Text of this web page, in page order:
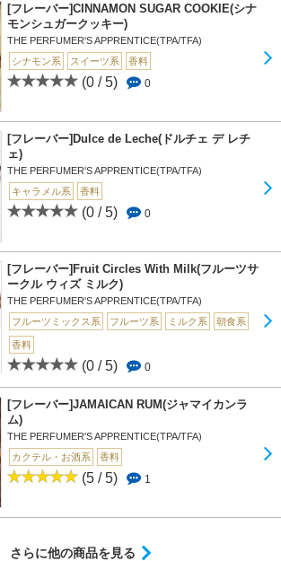
[フレーバー]CINNAMON SUGAR COOKIE(シナ
モンシュガークッキー)
THE PERFUMER'S APPRENTICE(TPA/TFA)
シナモン系
スイーツ系 香料
(0 / 5) 0
[フレーバー]Dulce de Leche(ドルチェ デ レチ
ェ)
THE PERFUMER'S APPRENTICE(TPA/TFA)
キャラメル系
香料
(0 / 5) 0
[フレーバー]Fruit Circles With Milk(フルーツサ
ークル ウィズ ミルク)
THE PERFUMER'S APPRENTICE(TPA/TFA)
フルーツミックス系
フルーツ系 ミルク系 朝食系
香料
(0 / 5) 0
[フレーバー]JAMAICAN RUM(ジャマイカンラ
ム)
THE PERFUMER'S APPRENTICE(TPA/TFA)
カクテル・お酒系
香料
(5 / 5) 1
さらに他の商品を見る